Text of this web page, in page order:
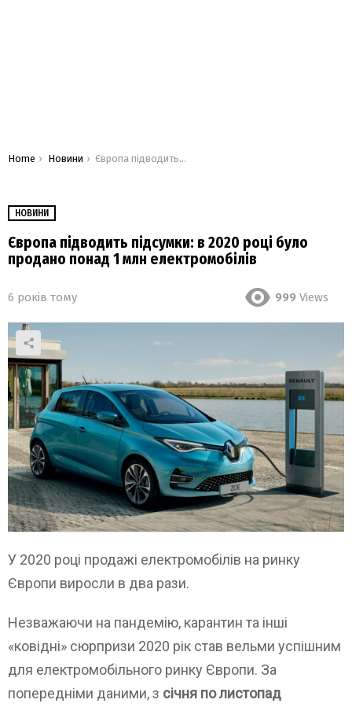
You are here:
Home Новини Європа підводить підсумки: в 2020 році було продано понад 1 млн електромобілів
НОВИНИ
Європа підводить підсумки: в 2020 році було
продано понад 1 млн електромобілів
6 років тому 999 Views
У 2020 році продажі електромобілів на ринку
Європи виросли в два рази.
Незважаючи на пандемію, карантин та інші
«ковідні» сюрпризи 2020 рік став вельми успішним
для електромобільного ринку Європи. За
попередніми даними, з січня по листопад